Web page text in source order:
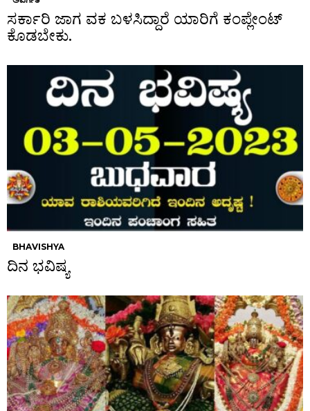
ಸರ್ಕಾರಿ ಜಾಗ ವಕ ಬಳಸಿದ್ದಾರೆ ಯಾರಿಗೆ ಕಂಪ್ಲೇಂಟ್
ಕೊಡಬೇಕು.
BHAVISHYA
ದಿನ ಭವಿಷ್ಯ